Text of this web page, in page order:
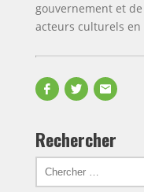
gouvernement et
acteurs culturels
Partager
sur
Partager
sur
Rechercher
Chercher
pour: